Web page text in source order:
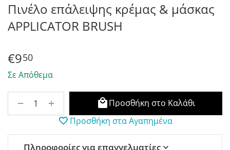
Πινέλο επάλειψης κρέμας & μάσκας
APPLICATOR BRUSH
€950
Σε Απόθεμα
+
−
Προσθήκη στο Καλάθι
Προσθήκη στα Αγαπημένα
Πληροφορίες για επαγγελματίες